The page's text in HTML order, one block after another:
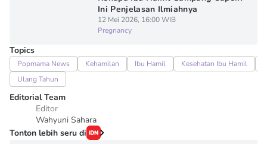
Ini Penjelasan Ilmiahnya
12 Mei 2026, 16:00 WIB
Pregnancy
Topics
Popmama News Kehamilan Ibu Hamil Kesehatan Ibu Hamil
Ulang Tahun
Editorial Team
Editor
Wahyuni Sahara
Tonton lebih seru di